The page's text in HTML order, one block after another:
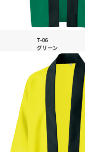
T-06
グリーン